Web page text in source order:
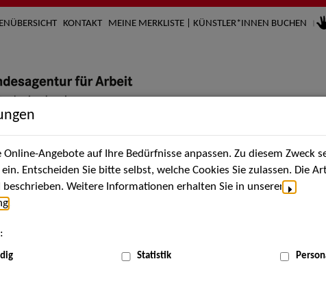
KONTAKT MEINE MERKLISTE | KÜNSTLER*INNEN BUCHEN
Künstler*innen Über uns Aktuelles Termine
MENÜ
Angebote auf Ihre Bedürfnisse anpassen. Zu diesem Zweck
Entscheiden Sie bitte selbst, welche Cookies Sie zulassen. Die
Weitere Informationen erhalten Sie in unserer
Statistik